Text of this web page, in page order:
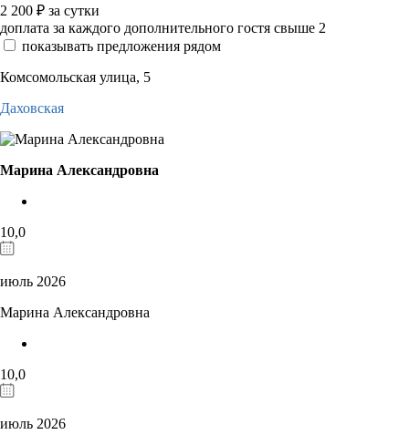
2 200 ₽ за сутки
доплата за каждого дополнительного гостя свыше 2
показывать предложения рядом
Комсомольская улица, 5
Даховская
Марина Александровна
10,0
июль 2026
Марина Александровна
10,0
июль 2026